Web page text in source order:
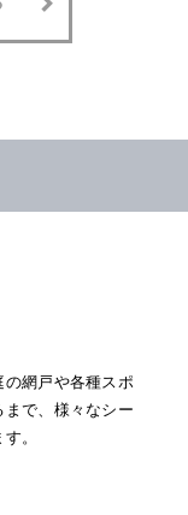
網戸や各種スポ
で、様々なシー
。